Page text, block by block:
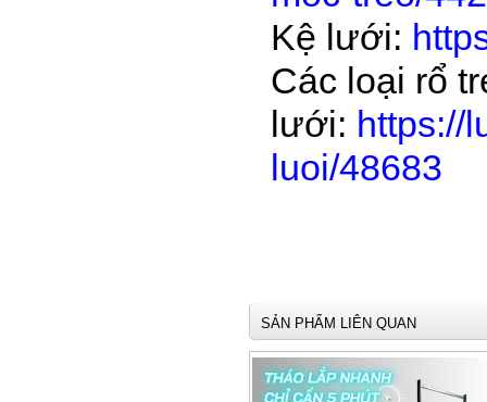
Kệ lưới:
Các loại rổ
lưới: https://
luoi/48683
SẢN PHẨM LIÊN QUAN